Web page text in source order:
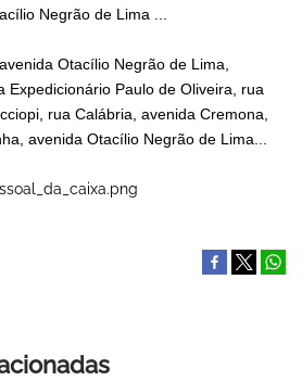
Negrão de Lima ...
Otacílio Negrão de Lima,
Expedicionário Paulo de Oliveira, rua
rua Calábria, avenida Cremona,
avenida Otacílio Negrão de Lima...